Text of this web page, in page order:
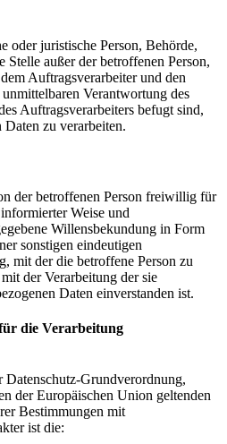
oder juristische Person, Behörde,
Stelle außer der betroffenen Person,
Auftragsverarbeiter und den
Verantwortung des
Auftragsverarbeiters befugt sind,
Daten zu verarbeiten.
der betroffenen Person freiwillig für
Weise und
Willensbekundung in Form
sonstigen eindeutigen
mit der die betroffene Person zu
der Verarbeitung der sie
Daten einverstanden ist.
die Verarbeitung
Grundverordnung,
der Europäischen Union geltenden
Bestimmungen mit
ist die: